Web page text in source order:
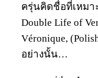
ครุ่นคิดชื่อที่เหมา
Double Life of
Véronique,
อย่างนั้น…